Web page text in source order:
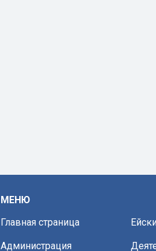
МЕНЮ
Главная страница
Администрация